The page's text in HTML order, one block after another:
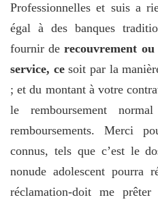
Professionnelles et suis a
égal à des banques
fournir derecouvrement
service, cesoit par la
; et du montant à votre
le remboursement
remboursements. Merci
connus, tels que c’est le
nonude adolescent pourra
réclamation-doit me